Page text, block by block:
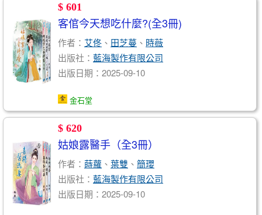
$ 601
客倌今天想吃什麼?(全3冊)
作者： 艾佟 、 田芝蔓 、 時薇
出版社： 藍海製作有限公司
出版日期：2025-09-10
金石堂
$ 620
姑娘露醫手（全3冊）
作者： 蒔蘿 、 葉雙 、 簡瓔
出版社： 藍海製作有限公司
出版日期：2025-09-10